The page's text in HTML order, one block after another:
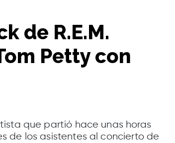
de R.E.M.
Petty con
que partió hace unas horas
de los asistentes al concierto de